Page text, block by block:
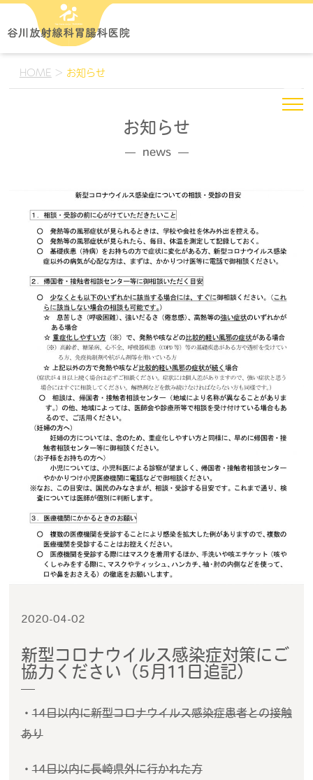
HOME > お知らせ
お知らせ
news
2020-04-02
新型コロナウイルス感染症対策にご
協力ください（5月11日追記）
・14日以内に新型コロナウイルス感染症患者との接触
あり
・14日以内に長崎県外に行かれた方